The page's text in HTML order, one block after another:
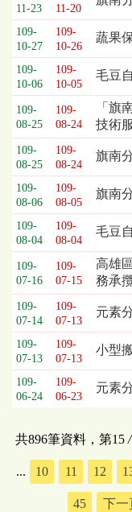
項
11-23
11-20
109-
10-27
109-
10-26
蔬果
109-
10-06
109-
10-05
毛豆
109-
08-25
109-
08-24
「旗
技術
109-
08-25
109-
08-24
旗南
109-
08-06
109-
08-05
旗南
109-
08-04
109-
08-04
毛豆
109-
07-16
109-
07-15
高雄
務承
109-
07-14
109-
07-13
元素
109-
07-13
109-
07-13
小型
109-
06-24
109-
06-23
元素
共896筆資料，第15/
... 10 11 12
45 下一